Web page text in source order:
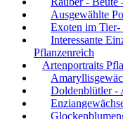
Ausgewählte
Exoten im Tier-
Interessante
Pflanzenreich
Artenportraits
Doldenblütler -